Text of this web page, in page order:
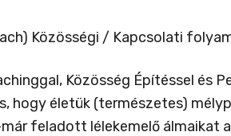
Közösségi / Kapcsolati
Közösség Építéssel és
hogy életük (természetes)
feladott lélekemelő álmaikat